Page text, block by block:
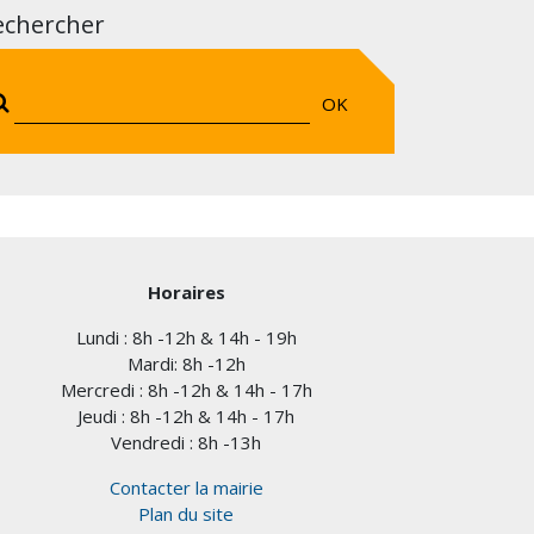
OK
Horaires
Lundi : 8h -12h & 14h - 19h
Mardi: 8h -12h
Mercredi : 8h -12h & 14h - 17h
Jeudi : 8h -12h & 14h - 17h
Vendredi : 8h -13h
Contacter la mairie
Plan du site